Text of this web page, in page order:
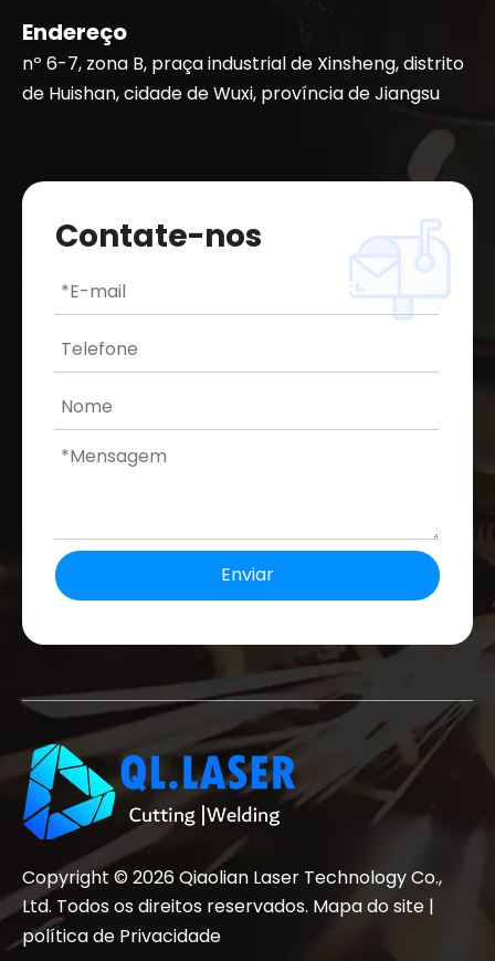
Endereço
nº 6-7, zona B, praça industrial de Xinsheng, distrito
de Huishan, cidade de Wuxi, província de Jiangsu
Contate-nos
Enviar
Copyright © 2026Qiaolian Laser Technology Co.,
Ltd. Todos os direitos reservados. Mapa do site |
política de Privacidade